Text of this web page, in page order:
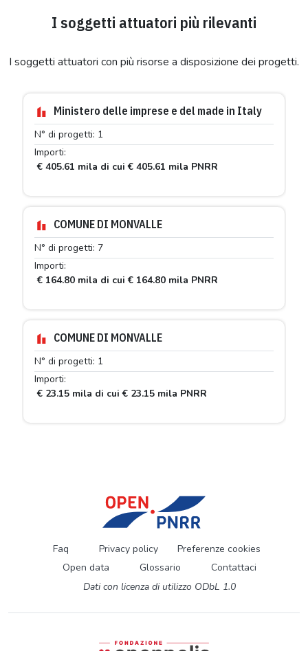
I soggetti attuatori più rilevanti
I soggetti attuatori con più risorse a disposizione dei progetti.
Ministero delle imprese e del made in Italy
N° di progetti: 1
Importi:
€ 405.61 mila di cui € 405.61 mila PNRR
COMUNE DI MONVALLE
N° di progetti: 7
Importi:
€ 164.80 mila di cui € 164.80 mila PNRR
COMUNE DI MONVALLE
N° di progetti: 1
Importi:
€ 23.15 mila di cui € 23.15 mila PNRR
Faq Privacy policy
Preferenze cookies
Open data
Glossario
Contattaci
Dati con licenza di utilizzo ODbL 1.0